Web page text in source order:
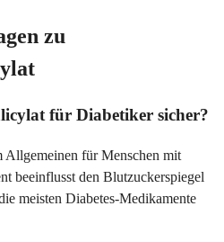
zu
für Diabetiker sicher?
Allgemeinen für Menschen mit
beeinflusst den Blutzuckerspiegel
meisten Diabetes-Medikamente